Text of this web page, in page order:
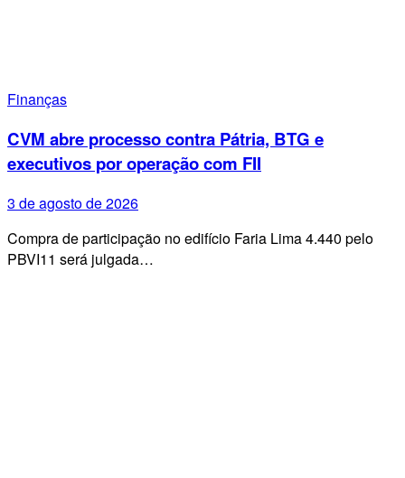
Finanças
CVM abre processo contra Pátria, BTG e
executivos por operação com FII
3 de agosto de 2026
Compra de participação no edifício Faria Lima 4.440 pelo
PBVI11 será julgada…